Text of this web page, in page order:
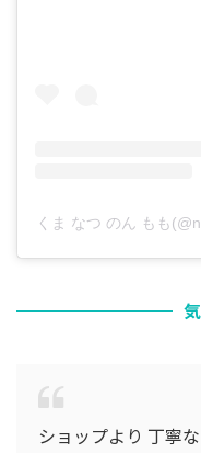
くま なつ のん もも
ショップより 丁寧